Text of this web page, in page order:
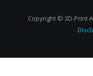
Copyright © 3D-Print